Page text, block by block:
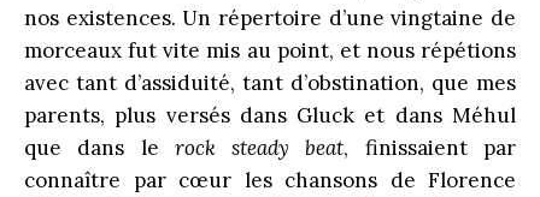
nos existences. Un répertoire d’une vingtaine de
morceaux fut vite mis au point, et nous répétions
avec tant d’assiduité, tant d’obstination, que mes
parents, plus versés dans Gluck et dans Méhul
que dans le rock steady beat, finissaient par
connaître par cœur les chansons de Florence